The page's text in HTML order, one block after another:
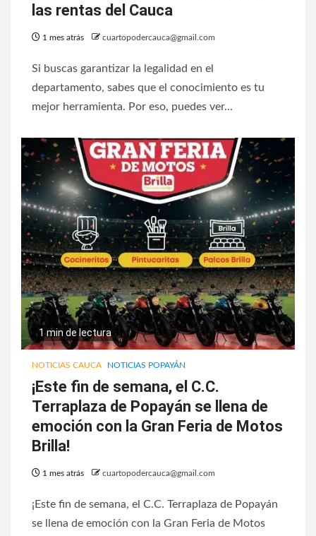
las rentas del Cauca
1 mes atrás cuartopodercauca@gmail.com
Si buscas garantizar la legalidad en el
departamento, sabes que el conocimiento es tu
mejor herramienta. Por eso, puedes ver...
1 min de lectura
NOTICIAS CAUCA NOTICIAS POPAYÁN
¡Este fin de semana, el C.C.
Terraplaza de Popayán se llena de
emoción con la Gran Feria de Motos
Brilla!
1 mes atrás cuartopodercauca@gmail.com
¡Este fin de semana, el C.C. Terraplaza de Popayán
se llena de emoción con la Gran Feria de Motos